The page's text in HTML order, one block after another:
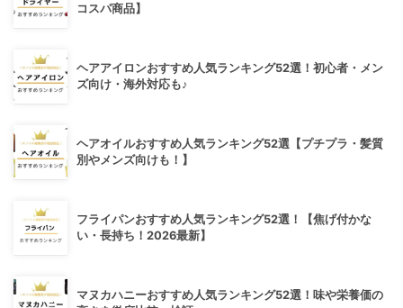
コスパ商品】
ヘアアイロンおすすめ人気ランキング52選！初心者・メン
ズ向け・海外対応も♪
ヘアオイルおすすめ人気ランキング52選【プチプラ・髪質
別やメンズ向けも！】
フライパンおすすめ人気ランキング52選！【焦げ付かな
い・長持ち！2026最新】
マヌカハニーおすすめ人気ランキング52選！味や栄養価の